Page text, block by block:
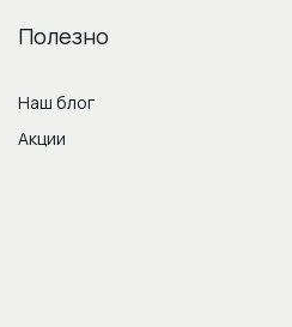
Полезно
Наш блог
Акции